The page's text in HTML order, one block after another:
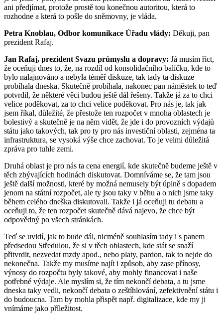
ani předjímat, protože prostě tou konečnou autoritou, která to
rozhodne a která to pošle do sněmovny, je vláda.
Petra Knoblau, Odbor komunikace Úřadu vlády: Děkuji, pan
prezident Rafaj.
Jan Rafaj, prezident Svazu průmyslu a dopravy: Já musím říct,
že oceňuji dnes to, že, na rozdíl od konsolidačního balíčku, kde to
bylo nalajnováno a nebyla téměř diskuze, tak tady ta diskuze
probíhala dneska. Skutečně probíhala, nakonec pan náměstek to teď
potvrdil, že některé věci budou ještě dál řešeny. Takže já za to chci
velice poděkovat, za to chci velice poděkovat. Pro nás je, tak jak
jsem říkal, důležité, že přestože ten rozpočet v mnoha oblastech je
bolestivý a skutečně je na něm vidět, že jde i do provozních výdajů
státu jako takových, tak pro ty pro nás investiční oblasti, zejména ta
infrastruktura, se vysoká výše chce zachovat. To je velmi důležitá
zpráva pro tuhle zemi.
Druhá oblast je pro nás ta cena energií, kde skutečně budeme ještě v
těch zbývajících hodinách diskutovat. Domníváme se, že tam jsou
ještě další možnosti, které by možná nemusely být úplně s dopadem
jenom na státní rozpočet, ale ty jsou taky v běhu a o nich jsme taky
během celého dneška diskutovali. Takže i já oceňuji tu debatu a
oceňuji to, že ten rozpočet skutečně dává najevo, že chce být
odpovědný po všech stránkách.
Teď se uvidí, jak to bude dál, nicméně souhlasím tady i s panem
předsedou Středulou, že si v těch oblastech, kde stát se snaží
přitvrdit, nezvedat mzdy apod., nebo platy, pardon, tak to nejde do
nekonečna. Takže my musíme najít i způsob, aby zase přínosy,
výnosy do rozpočtu byly takové, aby mohly financovat i naše
potřebné výdaje. Ale myslím si, že tím nekončí debata, a tu jsme
dneska taky vedli, nekončí debata o zeštíhlování, zefektivnění státu i
do budoucna. Tam by mohla přispět např. digitalizace, kde my ji
vnímáme jako příležitost.